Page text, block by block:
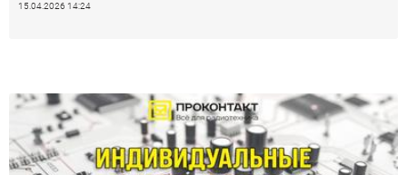
15.04.2026 14:24